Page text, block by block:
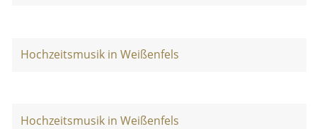
Hochzeitsmusik in Weißenfels
Hochzeitsmusik in Weißenfels